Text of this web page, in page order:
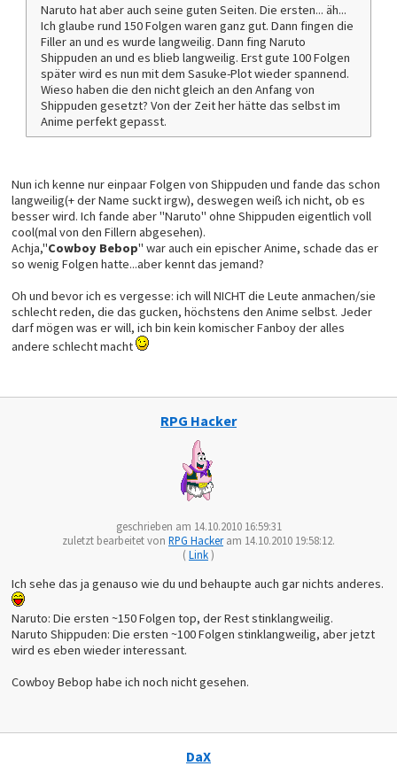
Naruto hat aber auch seine guten Seiten. Die ersten... äh...
Ich glaube rund 150 Folgen waren ganz gut. Dann fingen die
Filler an und es wurde langweilig. Dann fing Naruto
Shippuden an und es blieb langweilig. Erst gute 100 Folgen
später wird es nun mit dem Sasuke-Plot wieder spannend.
Wieso haben die den nicht gleich an den Anfang von
Shippuden gesetzt? Von der Zeit her hätte das selbst im
Anime perfekt gepasst.
Nun ich kenne nur einpaar Folgen von Shippuden und fande das schon
langweilig(+ der Name suckt irgw), deswegen weiß ich nicht, ob es
besser wird. Ich fande aber "Naruto" ohne Shippuden eigentlich voll
cool(mal von den Fillern abgesehen).
Achja,"Cowboy Bebop" war auch ein epischer Anime, schade das er
so wenig Folgen hatte...aber kennt das jemand?
Oh und bevor ich es vergesse: ich will NICHT die Leute anmachen/sie
schlecht reden, die das gucken, höchstens den Anime selbst. Jeder
darf mögen was er will, ich bin kein komischer Fanboy der alles
andere schlecht macht
RPG Hacker
geschrieben am 14.10.2010 16:59:31
zuletzt bearbeitet von RPG Hackeram 14.10.2010 19:58:12.
(Link)
Ich sehe das ja genauso wie du und behaupte auch gar nichts anderes.
Naruto: Die ersten ~150 Folgen top, der Rest stinklangweilig.
Naruto Shippuden: Die ersten ~100 Folgen stinklangweilig, aber jetzt
wird es eben wieder interessant.
Cowboy Bebop habe ich noch nicht gesehen.
DaX